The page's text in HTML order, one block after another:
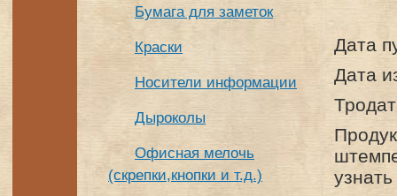
Бумага для заметок
Краски
Носители информации
Дыроколы
Офисная мелочь
(скрепки,кнопки и т.д.)
Дата
Дата